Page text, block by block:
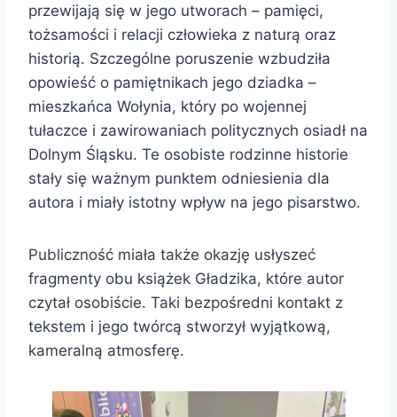
przewijają się w jego utworach – pamięci,
tożsamości i relacji człowieka z naturą oraz
historią. Szczególne poruszenie wzbudziła
opowieść o pamiętnikach jego dziadka –
mieszkańca Wołynia, który po wojennej
tułaczce i zawirowaniach politycznych osiadł na
Dolnym Śląsku. Te osobiste rodzinne historie
stały się ważnym punktem odniesienia dla
autora i miały istotny wpływ na jego pisarstwo.
Publiczność miała także okazję usłyszeć
fragmenty obu książek Gładzika, które autor
czytał osobiście. Taki bezpośredni kontakt z
tekstem i jego twórcą stworzył wyjątkową,
kameralną atmosferę.